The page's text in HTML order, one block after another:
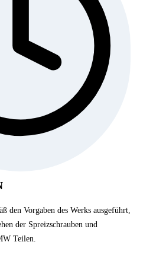
den Vorgaben des Werks ausgeführt,
der Spreizschrauben und
Teilen.